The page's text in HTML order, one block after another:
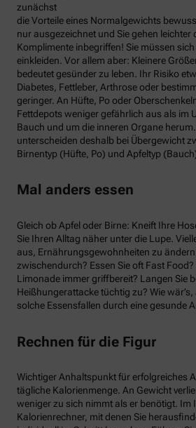
zunächst
die Vorteile eines Normalgewichts
nur ausgezeichnet und Sie gehen leichter
Komplimente inbegriffen! Sie müssen
einkleiden. Vor allem aber: Kleinere
bedeutet gesünder zu leben. Ihr Risiko
Diabetes, Fettleber, Arthrose oder
geringer. An Hüfte, Po oder
Fettdepots weniger gefährlich aus als im
Bauch und um die inneren Organe
unterscheiden deshalb bei Übergewicht
Birnentyp (Hüfte, Po) und Apfeltyp
Mal anders essen
Gleich ob Apfel oder Birne: Kneift Ihre
Sie Ihren Alltag näher unter die Lupe.
aus, Ernährungsgewohnheiten zu
zwischendurch? Essen Sie oft Fast
Limonade immer griffbereit? Langen Sie
Heißhungerattacke tüchtig zu? Wie
solche Essensfallen durch eine gesunde
Rechnen für die Figur
Wichtiger Anhaltspunkt für erfolgreiches
tägliche Kalorienmenge. An Gewicht
weniger zu sich nimmt als er benötigt. Im
Kalorienrechner, mit denen Sie